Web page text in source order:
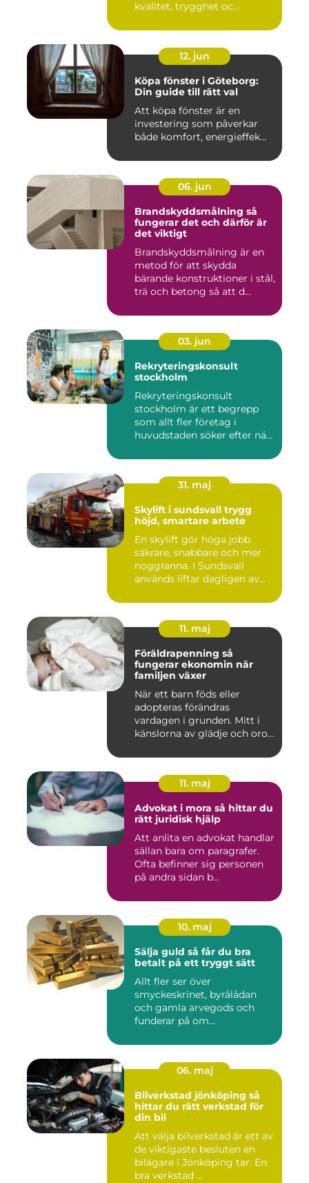
kvalitet, trygghet oc...
12. jun
Köpa fönster i Göteborg:
Din guide till rätt val
Att köpa fönster är en
investering som påverkar
både komfort, energieffek...
06. jun
Brandskyddsmålning så
fungerar det och därför är
det viktigt
Brandskyddsmålning är en
metod för att skydda
bärande konstruktioner i stål,
trä och betong så att d...
03. jun
Rekryteringskonsult
stockholm
Rekryteringskonsult
stockholm är ett begrepp
som allt fler företag i
huvudstaden söker efter när
31. maj
Skylift i sundsvall trygg
höjd, smartare arbete
En skylift gör höga jobb
säkrare, snabbare och mer
noggranna. I Sundsvall
används liftar dagligen av...
11. maj
Föräldrapenning så
fungerar ekonomin när
familjen växer
När ett barn föds eller
adopteras förändras
vardagen i grunden. Mitt i
känslorna av glädje och oro
11. maj
Advokat i mora så hittar du
rätt juridisk hjälp
Att anlita en advokat handlar
sällan bara om paragrafer.
Ofta befinner sig personen
på andra sidan b...
10. maj
Sälja guld så får du bra
betalt på ett tryggt sätt
Allt fler ser över
smyckeskrinet, byrålådan
och gamla arvegods och
funderar på om
06. maj
Bilverkstad jönköping så
hittar du rätt verkstad för
din bil
Att välja bilverkstad är ett av
de viktigaste besluten en
bilägare i Jönköping tar. En
bra verkstad ...